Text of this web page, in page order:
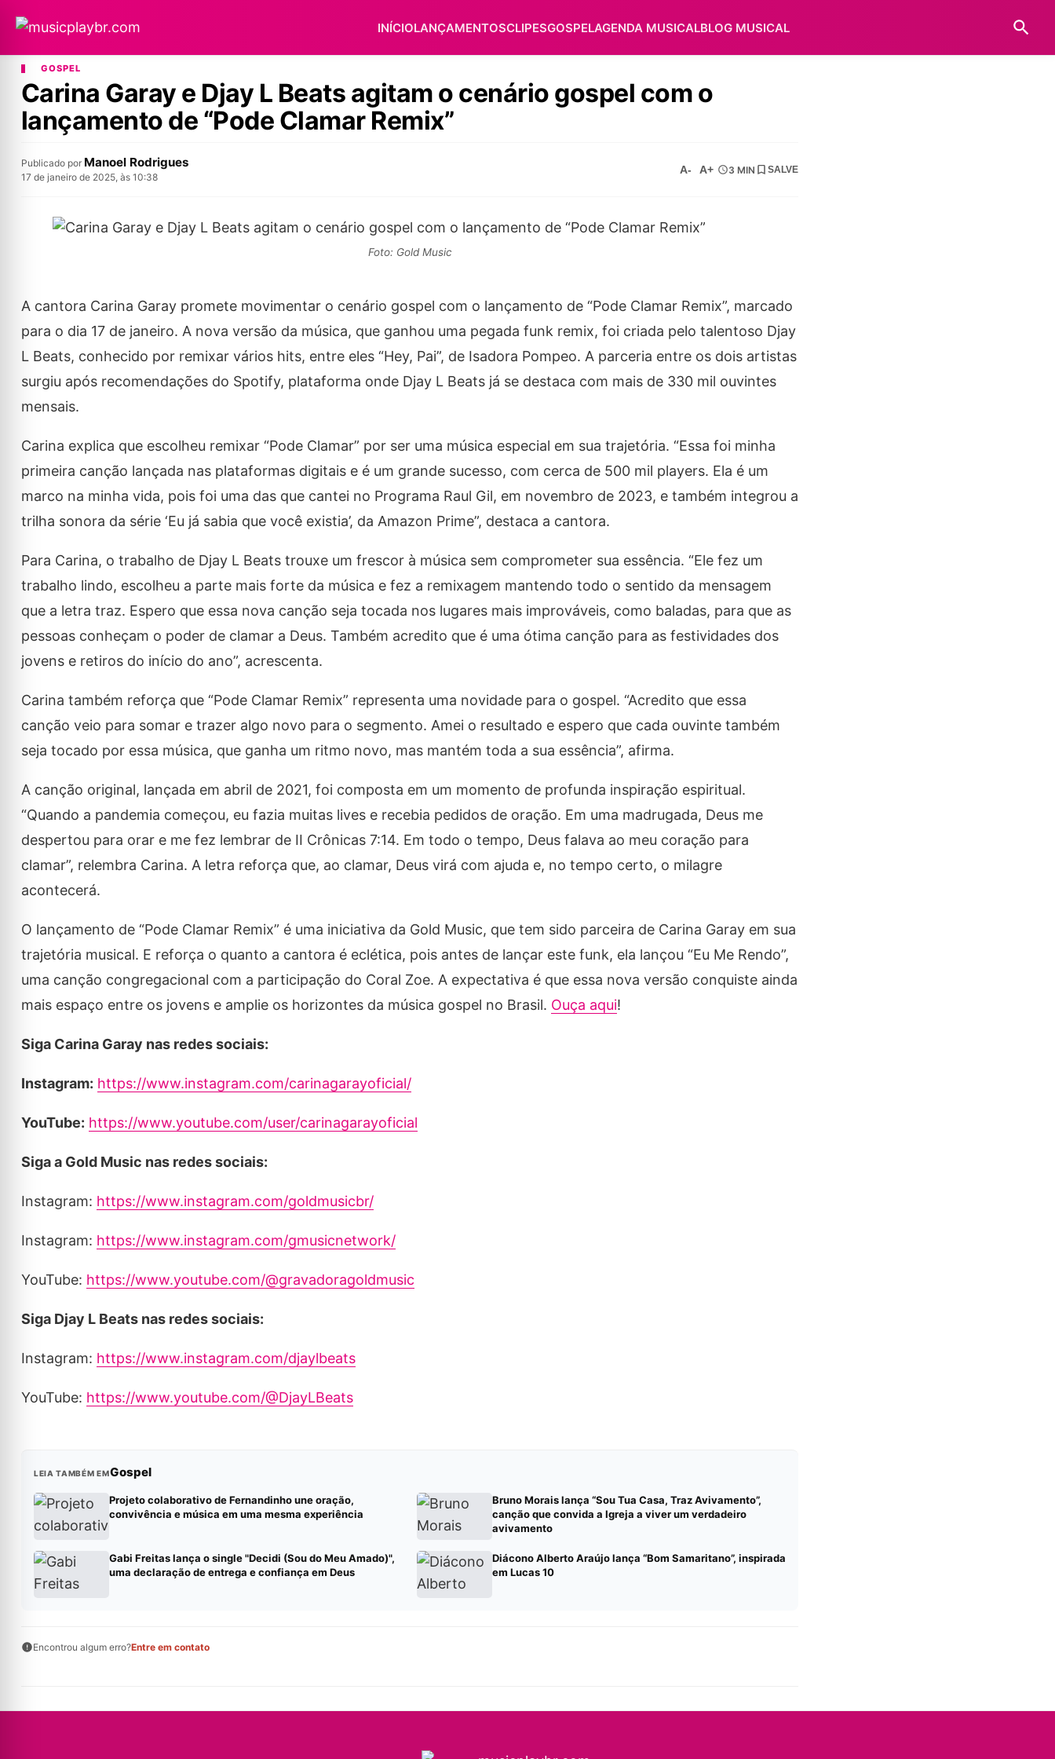
INÍCIOLANÇAMENTOSCLIPESGOSPELAGENDA MUSICALBLOG MUSICAL
GOSPEL
Carina Garay e Djay L Beats agitam o cenário gospel com o
lançamento de “Pode Clamar Remix”
Publicado por Manoel Rodrigues
17 de janeiro de 2025, às 10:38
A- A+ 3 MIN SALVE
Foto: Gold Music
A cantora Carina Garay promete movimentar o cenário gospel com o lançamento de “Pode Clamar Remix”, marcado
para o dia 17 de janeiro. A nova versão da música, que ganhou uma pegada funk remix, foi criada pelo talentoso Djay
L Beats, conhecido por remixar vários hits, entre eles “Hey, Pai”, de Isadora Pompeo. A parceria entre os dois artistas
surgiu após recomendações do Spotify, plataforma onde Djay L Beats já se destaca com mais de 330 mil ouvintes
mensais.
Carina explica que escolheu remixar “Pode Clamar” por ser uma música especial em sua trajetória. “Essa foi minha
primeira canção lançada nas plataformas digitais e é um grande sucesso, com cerca de 500 mil players. Ela é um
marco na minha vida, pois foi uma das que cantei no Programa Raul Gil, em novembro de 2023, e também integrou a
trilha sonora da série ‘Eu já sabia que você existia’, da Amazon Prime”, destaca a cantora.
Para Carina, o trabalho de Djay L Beats trouxe um frescor à música sem comprometer sua essência. “Ele fez um
trabalho lindo, escolheu a parte mais forte da música e fez a remixagem mantendo todo o sentido da mensagem
que a letra traz. Espero que essa nova canção seja tocada nos lugares mais improváveis, como baladas, para que as
pessoas conheçam o poder de clamar a Deus. Também acredito que é uma ótima canção para as festividades dos
jovens e retiros do início do ano”, acrescenta.
Carina também reforça que “Pode Clamar Remix” representa uma novidade para o gospel. “Acredito que essa
canção veio para somar e trazer algo novo para o segmento. Amei o resultado e espero que cada ouvinte também
seja tocado por essa música, que ganha um ritmo novo, mas mantém toda a sua essência”, afirma.
A canção original, lançada em abril de 2021, foi composta em um momento de profunda inspiração espiritual.
“Quando a pandemia começou, eu fazia muitas lives e recebia pedidos de oração. Em uma madrugada, Deus me
despertou para orar e me fez lembrar de II Crônicas 7:14. Em todo o tempo, Deus falava ao meu coração para
clamar”, relembra Carina. A letra reforça que, ao clamar, Deus virá com ajuda e, no tempo certo, o milagre
acontecerá.
O lançamento de “Pode Clamar Remix” é uma iniciativa da Gold Music, que tem sido parceira de Carina Garay em sua
trajetória musical. E reforça o quanto a cantora é eclética, pois antes de lançar este funk, ela lançou “Eu Me Rendo”,
uma canção congregacional com a participação do Coral Zoe. A expectativa é que essa nova versão conquiste ainda
mais espaço entre os jovens e amplie os horizontes da música gospel no Brasil. Ouça aqui!
Siga Carina Garay nas redes sociais:
Instagram: https://www.instagram.com/carinagarayoficial/
YouTube: https://www.youtube.com/user/carinagarayoficial
Siga a Gold Music nas redes sociais:
Instagram: https://www.instagram.com/goldmusicbr/
Instagram: https://www.instagram.com/gmusicnetwork/
YouTube: https://www.youtube.com/@gravadoragoldmusic
Siga Djay L Beats nas redes sociais:
Instagram: https://www.instagram.com/djaylbeats
YouTube: https://www.youtube.com/@DjayLBeats
LEIA TAMBÉM EMGospel
Projeto colaborativo de Fernandinho une oração,
convivência e música em uma mesma experiência
Bruno Morais lança “Sou Tua Casa, Traz Avivamento”,
canção que convida a Igreja a viver um verdadeiro
avivamento
Gabi Freitas lança o single "Decidi (Sou do Meu Amado)",
uma declaração de entrega e confiança em Deus
Diácono Alberto Araújo lança “Bom Samaritano”, inspirada
em Lucas 10
Encontrou algum erro?Entre em contato